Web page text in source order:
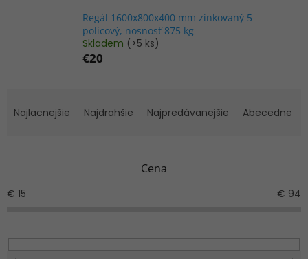
Regál 1600x800x400 mm zinkovaný 5-
policový, nosnosť 875 kg
Skladem (>5 ks)
€20
e
p
d
Najlacnejšie Najdrahšie Najpredávanejšie Abecedne
Cena
€ 15 € 94